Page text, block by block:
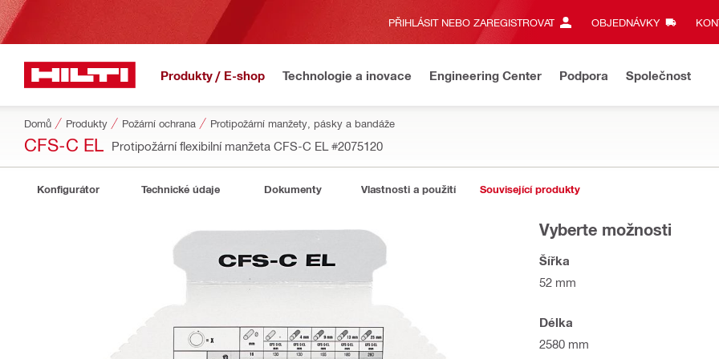
PŘIHLÁSIT NEBO ZAREGISTROVAT OBJEDNÁVKY
Produkty / E-shop Technologie a inovace Engineering Center Podpora Společnost
Domů Produkty Požární ochrana Protipožární manžety, pásky a bandáže
CFS-C EL Protipožární flexibilní manžeta CFS-C EL #2075120
Konfigurátor Technické údaje Dokumenty Vlastnosti a použití Související produkty
Vyberte možnosti
Šířka
52 mm
Délka
2580 mm